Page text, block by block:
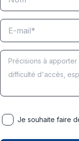
Je souhaite faire